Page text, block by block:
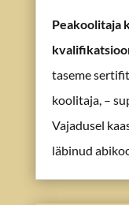
Peakoolitaja
taseme
koolitaja, –
Vajadusel
läbinud